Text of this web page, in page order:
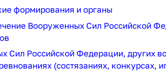
формирования и органы
Вооруженных Сил Российской
Сил Российской Федерации, других
(состязаниях, конкурсах,